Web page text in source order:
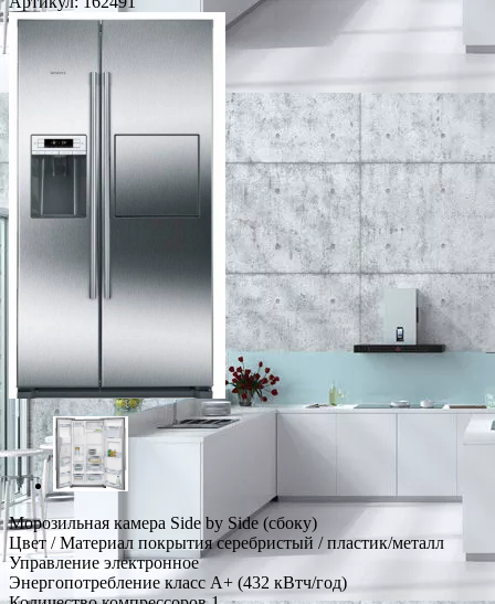
Морозильная камера Side by Side (сбоку)
Цвет / Материал покрытия серебристый / пластик/металл
Управление электронное
Энергопотребление класс A+ (432 кВтч/год)